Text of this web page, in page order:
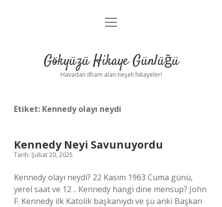
Anasayfa
Yasal Uyarı
menüyü
Gökyüzü Hikaye Günlüğü
Havadan ilham alan neşeli hikayeler!
Etiket: Kennedy olayı neydi
Kennedy Neyi Savunuyordu
Tarih: Şubat 20, 2025
Kennedy olayı neydi? 22 Kasım 1963 Cuma günü,
yerel saat ve 12 .. Kennedy hangi dine mensup? John
F. Kennedy ilk Katolik başkanıydı ve şu anki Başkan